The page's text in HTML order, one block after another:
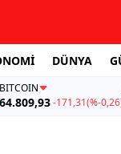
DÜNYA
BITCOIN
-171,31(%-